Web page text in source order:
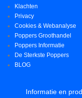
Klachten
Privacy
Cookies & Webanalyse
Poppers Groothandel
Poppers Informatie
De Sterkste Poppers
BLOG
Informatie en